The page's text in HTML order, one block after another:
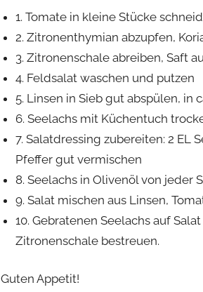
1. Tomate in kleine Stücke
2. Zitronenthymian abzupfen,
3. Zitronenschale abreiben, Saft
4. Feldsalat waschen und putzen
5. Linsen in Sieb gut abspülen, in
6. Seelachs mit Küchentuch
7. Salatdressing zubereiten: 2 EL
Pfeffer gut vermischen
8. Seelachs in Olivenöl von jeder
9. Salat mischen aus Linsen,
10. Gebratenen Seelachs auf
Zitronenschale bestreuen.
Guten Appetit!